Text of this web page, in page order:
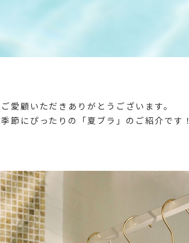
愛顧いただきありがとうございます。
節にぴったりの「夏ブラ」のご紹介です！